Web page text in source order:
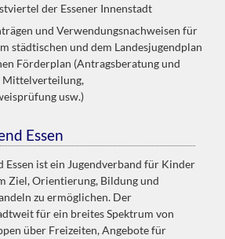
der Essener Innenstadt
und Verwendungsnachweisen für
städtischen und dem Landesjugendplan
Förderplan (Antragsberatung und
Mittelverteilung,
usw.)
Essen
Essen ist ein Jugendverband für Kinder
Ziel, Orientierung, Bildung und
zu ermöglichen. Der
für ein breites Spektrum von
über Freizeiten, Angebote für